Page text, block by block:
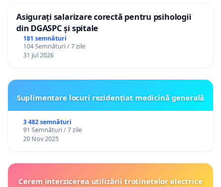
Asigurați salarizare corectă pentru psihologii
din DGASPC și spitale
181 semnături
104 Semnături / 7 zile
31 Jul 2026
Suplimentare locuri rezidențiat medicină generală
3 482 semnături
91 Semnături / 7 zile
20 Nov 2025
Cerem interzicerea utilizării trotinetelor electrice